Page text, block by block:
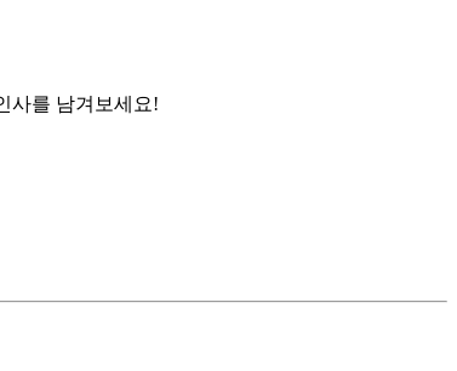
사를 남겨보세요!